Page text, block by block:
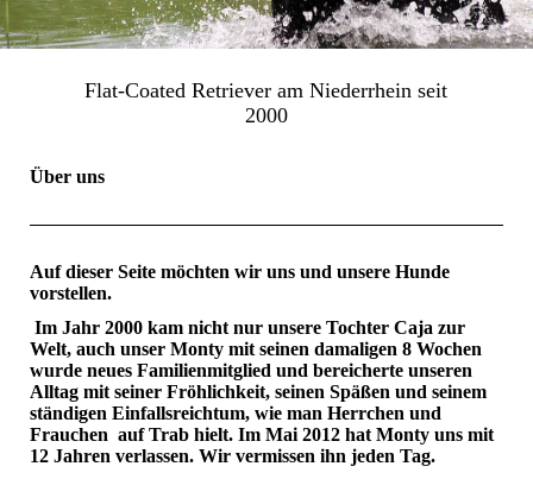
Flat-Coated Retriever am Niederrhein seit
2000
Über uns
Auf dieser Seite möchten wir uns und unsere Hunde
vorstellen.
Im Jahr 2000 kam nicht nur unsere Tochter Caja zur
Welt, auch unser Monty mit seinen damaligen 8 Wochen
wurde neues Familienmitglied und bereicherte unseren
Alltag mit seiner Fröhlichkeit, seinen Späßen und seinem
ständigen Einfallsreichtum, wie man Herrchen und
Frauchen auf Trab hielt. Im Mai 2012 hat Monty uns mit
12 Jahren verlassen. Wir vermissen ihn jeden Tag.